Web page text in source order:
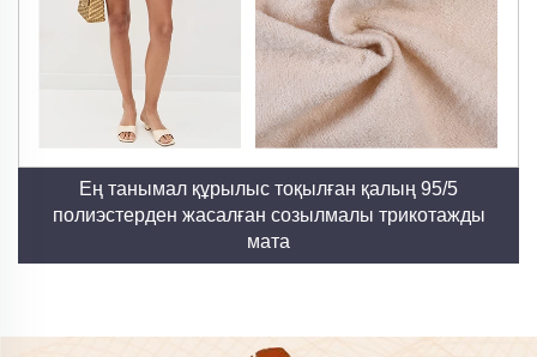
Ең танымал құрылыс тоқылған қалың 95/5
полиэстерден жасалған созылмалы трикотажды
мата